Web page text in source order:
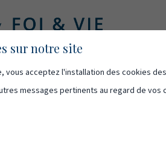
sommes-nous Ressources
sur notre site
vous acceptez l'installation des cookies
messages pertinents au regard de vos